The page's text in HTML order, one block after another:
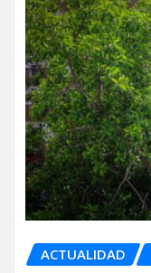
ACTUALIDAD